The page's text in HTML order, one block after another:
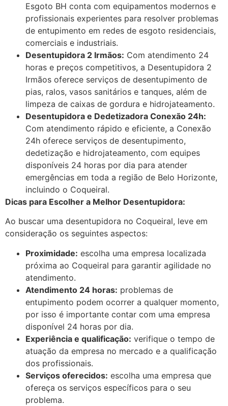
Esgoto BH conta com equipamentos modernos e
profissionais experientes para resolver problemas
de entupimento em redes de esgoto residenciais,
comerciais e industriais.
Desentupidora 2 Irmãos: Com atendimento 24
horas e preços competitivos, a Desentupidora 2
Irmãos oferece serviços de desentupimento de
pias, ralos, vasos sanitários e tanques, além de
limpeza de caixas de gordura e hidrojateamento.
Desentupidora e Dedetizadora Conexão 24h:
Com atendimento rápido e eficiente, a Conexão
24h oferece serviços de desentupimento,
dedetização e hidrojateamento, com equipes
disponíveis 24 horas por dia para atender
emergências em toda a região de Belo Horizonte,
incluindo o Coqueiral.
Dicas para Escolher a Melhor Desentupidora:
Ao buscar uma desentupidora no Coqueiral, leve em
consideração os seguintes aspectos:
Proximidade: escolha uma empresa localizada
próxima ao Coqueiral para garantir agilidade no
atendimento.
Atendimento 24 horas: problemas de
entupimento podem ocorrer a qualquer momento,
por isso é importante contar com uma empresa
disponível 24 horas por dia.
Experiência e qualificação: verifique o tempo de
atuação da empresa no mercado e a qualificação
dos profissionais.
Serviços oferecidos: escolha uma empresa que
ofereça os serviços específicos para o seu
problema.